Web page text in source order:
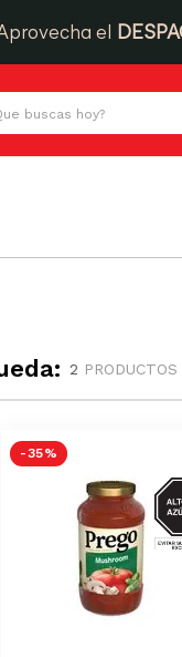
el
hoy?
2 PRODUCTOS
-35 %